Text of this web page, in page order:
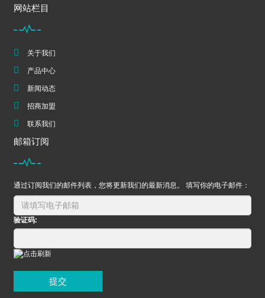
网站栏目
关于我们
产品中心
新闻动态
招商加盟
联系我们
邮箱订阅
通过订阅我们的邮件列表，您将更新我们的最新消息。 填写你的电子邮件：
验证码:
提交